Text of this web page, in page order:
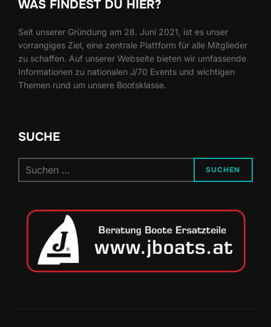
WAS FINDEST DU HIER?
Seit unserer Gründung am 28. Juni 2021, ist es unser
vorrangiges Ziel, eine zentrale Plattform für alle Mitglieder
zu schaffen. Auf unserer Webseite bieten wir umfassende
Informationen zu nationalen J/70 Events und wichtigen
Themen rund um unsere Bootsklasse.
SUCHE
nach:
SUCHEN